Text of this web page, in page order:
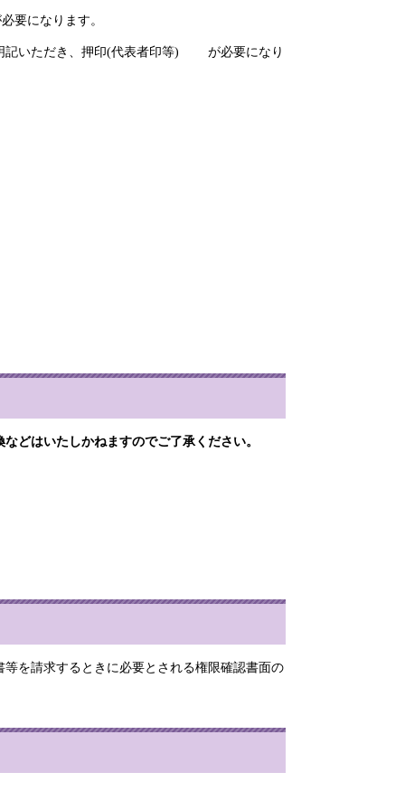
要になります。
記いただき、押印(代表者印等) が必要になり
どはいたしかねますのでご了承ください。
を請求するときに必要とされる権限確認書面の